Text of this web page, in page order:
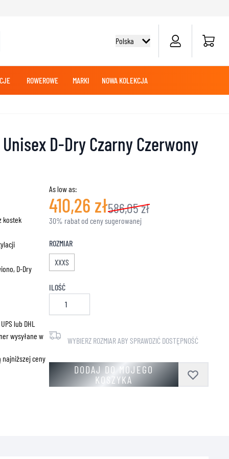
Polska Cart
BLUZY CROSS
SPODNIE CROSS
SLIDERY
ROWEROWE MARKI NOWA KOLEKCJA
D-Dry Czarny Czerwony
As low as:
410,26 zł586,05 zł
30% rabat od ceny sugerowanej
ROZMIAR
XXXS
ILOŚĆ
WYBIERZ ROZMIAR ABY SPRAWDZIĆ DOSTĘPNOŚĆ
DODAJ DO MOJEGO
KOSZYKA
kostek
D-Dry
lub DHL
wysyłane w
najniższej ceny